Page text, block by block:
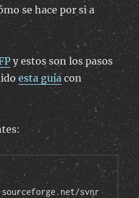
se hace por si a
y estos son los pasos
esta guíacon
svnr